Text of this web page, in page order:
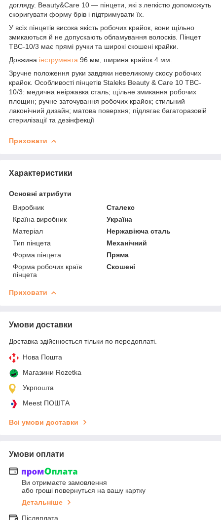
догляду. Beauty&Care 10 — пінцети, які з легкістю допоможуть
скоригувати форму брів і підтримувати їх.
У всіх пінцетів висока якість робочих крайок, вони щільно
змикаються й не допускають обламування волосків. Пінцет
TBC-10/3 має прямі ручки та широкі скошені крайки.
Довжина інструмента 96 мм, ширина крайок 4 мм.
Зручне положення руки завдяки невеликому скосу робочих
крайок. Особливості пінцетів Staleks Beauty & Care 10 TBC-
10/3: медична неіржавка сталь; щільне змикання робочих
площин; ручне заточування робочих крайок; стильний
лаконічний дизайн; матова поверхня; підлягає багаторазовій
стерилізації та дезінфекції
Приховати
Характеристики
Основні атрибути
Виробник
Сталекс
Країна виробник
Україна
Матеріал
Нержавіюча сталь
Тип пінцета
Механічний
Форма пінцета
Пряма
Форма робочих країв
пінцета
Скошені
Приховати
Умови доставки
Доставка здійснюється тільки по передоплаті.
Нова Пошта
Магазини Rozetka
Укрпошта
Meest ПОШТА
Всі умови доставки
Умови оплати
Ви отримаєте замовлення
або гроші повернуться на вашу картку
Детальніше
Післяплата